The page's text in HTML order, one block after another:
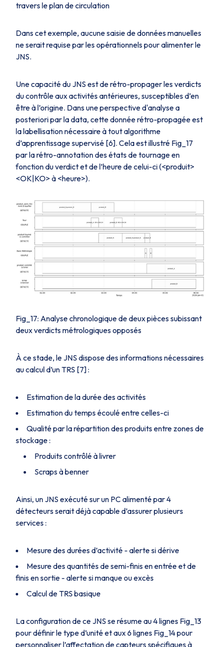
travers le plan de circulation
Dans cet exemple, aucune saisie de données manuelles
ne serait requise par les opérationnels pour alimenter le
JNS.
Une capacité du JNS est de rétro-propager les verdicts
du contrôle aux activités antérieures, susceptibles d’en
être à l’origine. Dans une perspective d'analyse a
posteriori par la data, cette donnée rétro-propagée est
la labellisation nécessaire à tout algorithme
d’apprentissage supervisé [6]. Cela est illustré Fig_17
par la rétro-annotation des états de tournage en
fonction du verdict et de l’heure de celui-ci (<produit>
<OK|KO> à <heure>).
Fig_17: Analyse chronologique de deux pièces subissant
deux verdicts métrologiques opposés
À ce stade, le JNS dispose des informations nécessaires
au calcul d’un TRS [7] :
Estimation de la durée des activités
Estimation du temps écoulé entre celles-ci
Qualité par la répartition des produits entre zones de
stockage :
Produits contrôlé à livrer
Scraps à benner
Ainsi, un JNS exécuté sur un PC alimenté par 4
détecteurs serait déjà capable d’assurer plusieurs
services :
Mesure des durées d’activité - alerte si dérive
Mesure des quantités de semi-finis en entrée et de
finis en sortie - alerte si manque ou excès
Calcul de TRS basique
La configuration de ce JNS se résume au 4 lignes Fig_13
pour définir le type d’unité et aux 6 lignes Fig_14pour
personnaliser l’affectation de capteurs spécifiques à